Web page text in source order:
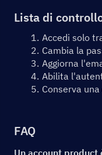
Lista di
Accedi solo
Cambia la
Aggiorna
Abilita
Conserva
FAQ
Un account product